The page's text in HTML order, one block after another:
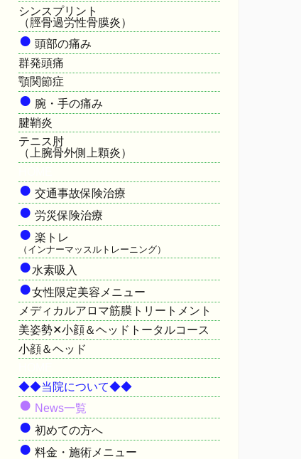
シンスプリント
（脛骨過労性骨膜炎）
● 頭部の痛み
群発頭痛
顎関節症
● 腕・手の痛み
腱鞘炎
テニス肘
（上腕骨外側上顆炎）
● 交通事故保険治療
● 労災保険治療
● 楽トレ
（インナーマッスルトレーニング）
●水素吸入
●女性限定美容メニュー
メディカルアロマ筋膜トリートメント
美姿勢✕小顔＆ヘッドトータルコース
小顔＆ヘッド
◆◆当院について◆◆
● News一覧
● 初めての方へ
● 料金・施術メニュー